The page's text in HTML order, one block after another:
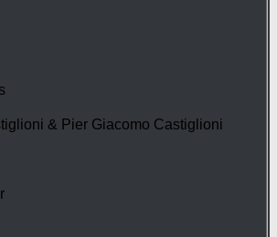
& Pier Giacomo Castiglioni